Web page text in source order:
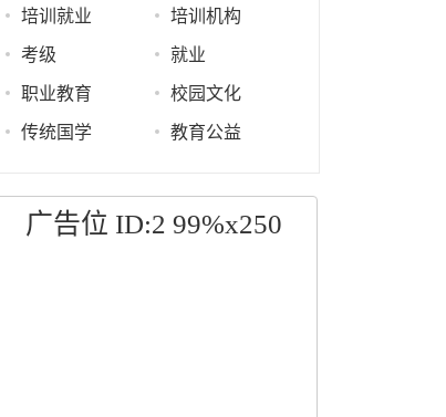
培训就业 培训机构
考级 就业
职业教育 校园文化
传统国学 教育公益
广告位 ID:2 99%x250